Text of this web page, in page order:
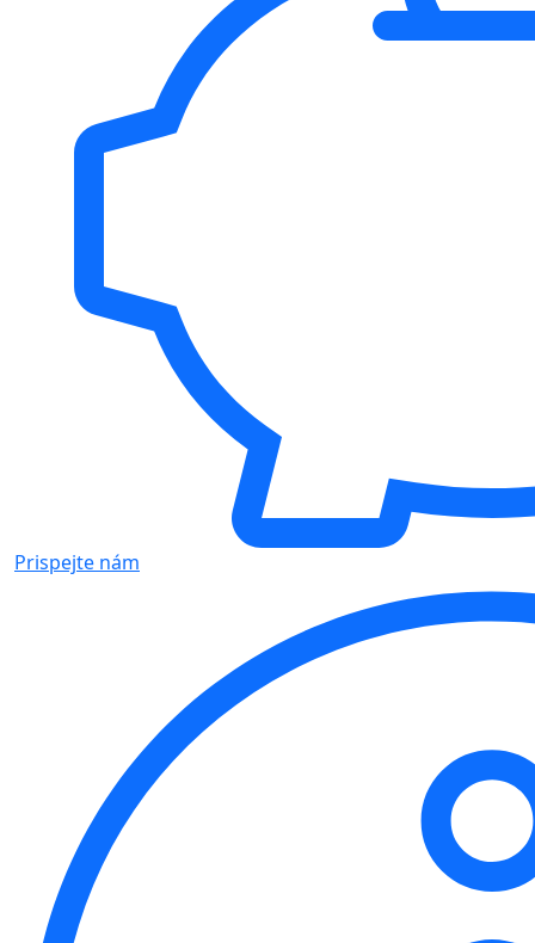
Prispejte nám